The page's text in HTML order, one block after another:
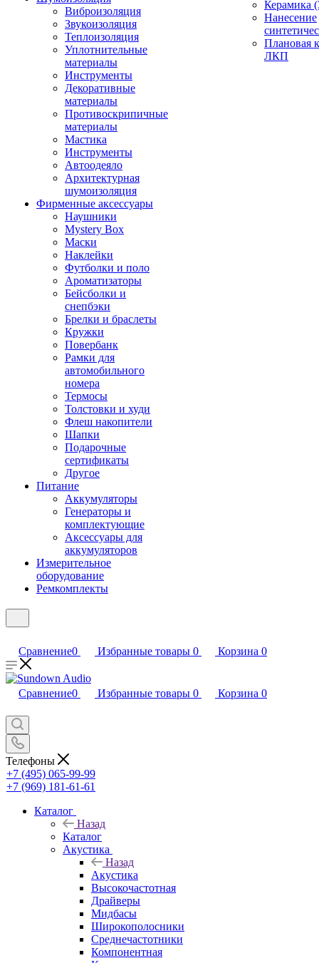
Виброизоляция
Звукоизоляция
Теплоизоляция
Уплотнительные
материалы
Инструменты
Декоративные
материалы
Противоскрипичные
материалы
Мастика
Инструменты
Автоодеяло
Архитектурная
шумоизоляция
Фирменные аксессуары
Наушники
Mystery Box
Маски
Наклейки
Футболки и поло
Ароматизаторы
Бейсболки и
снепбэки
Брелки и браслеты
Кружки
Повербанк
Рамки для
автомобильного
номера
Термосы
Толстовки и худи
Флеш накопители
Шапки
Подарочные
сертификаты
Другое
Питание
Аккумуляторы
Генераторы и
комплектующие
Аксессуары для
аккумуляторов
Измерительное
оборудование
Ремкомплекты
Керамика
Нанесение
Плановая
ЛКП
Сравнение0 Избранные товары 0 Корзина 0
Сравнение0 Избранные товары 0 Корзина 0
Телефоны
+7 (495) 065-99-99
+7 (969) 181-61-61
Каталог
Назад
Каталог
Акустика
Назад
Акустика
Высокочастотная
Драйверы
Мидбасы
Широкополосники
Среднечастотники
Компонентная